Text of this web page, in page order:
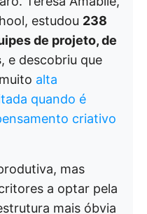
estudou 238
de projeto, de
, e descobriu que
muito alta
quando é
criativo
mas
a optar pela
mais óbvia